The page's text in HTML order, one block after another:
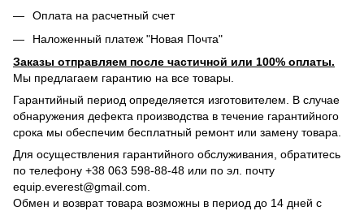
Оплата на расчетный счет
Наложенный платеж "Новая Почта"
Заказы отправляем после частичной или 100% оплаты.
Мы предлагаем гарантию на все товары.
Гарантийный период определяется изготовителем. В случае
обнаружения дефекта производства в течение гарантийного
срока мы обеспечим бесплатный ремонт или замену товара.
Для осуществления гарантийного обслуживания, обратитесь
по телефону +38 063 598-88-48 или по эл. почту
equip.everest@gmail.com.
Обмен и возврат товара возможны в период до 14 дней с